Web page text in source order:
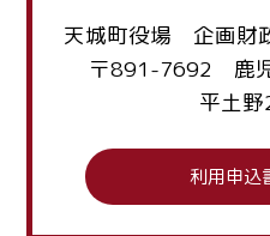
天城町役場 企画財
〒891-7692 鹿
平土
利用申込